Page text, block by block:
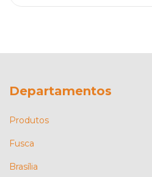
Departamentos
Produtos
Fusca
Brasília